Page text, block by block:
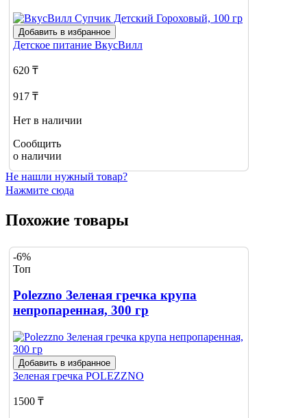
Добавить в избранное
Детское питание ВкусВилл
620 ₸
917 ₸
Нет в наличии
Сообщить
о наличии
Не нашли нужный товар?
Нажмите сюда
Похожие товары
-6%
Топ
Polezzno Зеленая гречка крупа
непропаренная, 300 гр
Добавить в избранное
Зеленая гречка POLEZZNO
1500 ₸